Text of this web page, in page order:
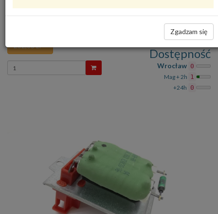
Zgadzam się
Zadaj pytanie o produkt
OPORNIK DMUCHAWY Audi A4
232,83 zł
Wprowadź
ilość
Dostępność
Wrocław 0
Mag + 2h 1
+24h 0